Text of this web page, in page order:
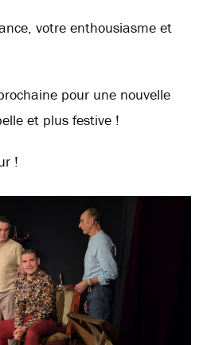
votre enthousiasme et
pour une nouvelle
et plus festive !
!